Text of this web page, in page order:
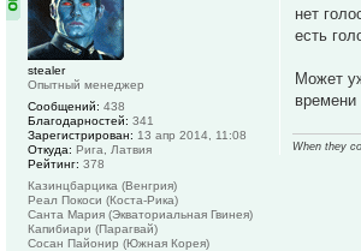
нет
есть
Может
времени
When they
stealer
Опытный менеджер
Сообщений: 438
Благодарностей: 341
Зарегистрирован: 13 апр 2014, 11:08
Откуда: Рига, Латвия
Рейтинг: 378
Казинцбарцика (Венгрия)
Реал Покоси (Коста-Рика)
Санта Мария (Экваториальная Гвинея)
Капибиари (Парагвай)
Сосан Пайонир (Южная Корея)